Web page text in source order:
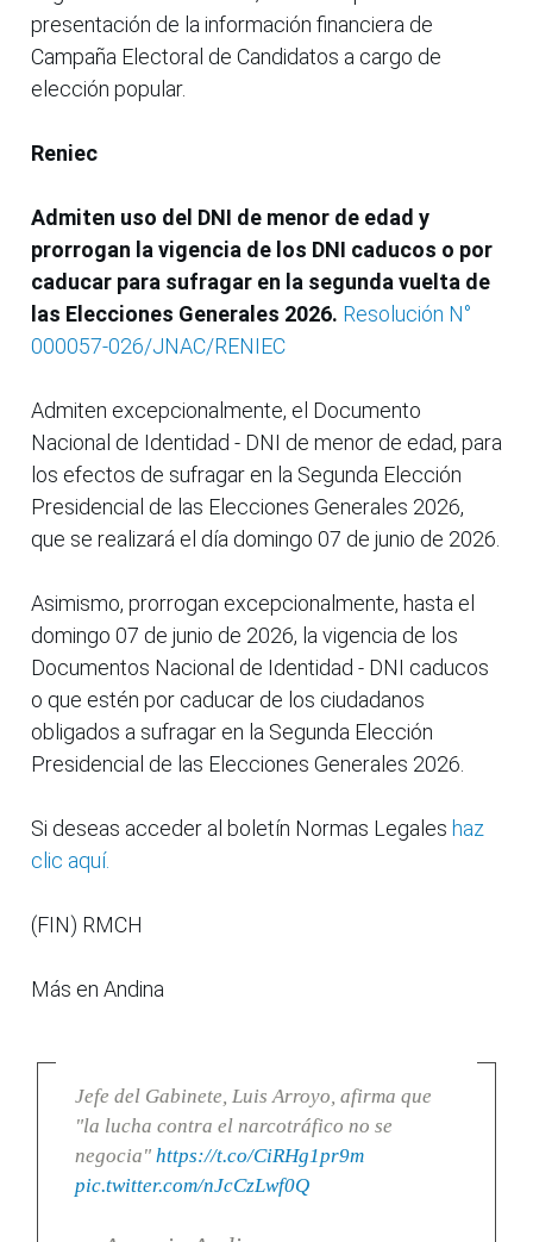
presentación de la información financiera de
Campaña Electoral de Candidatos a cargo de
elección popular.
Reniec
Admiten uso del DNI de menor de edad y
prorrogan la vigencia de los DNI caducos o por
caducar para sufragar en la segunda vuelta de
las Elecciones Generales 2026. Resolución N°
000057-026/JNAC/RENIEC
Admiten excepcionalmente, el Documento
Nacional de Identidad - DNI de menor de edad, para
los efectos de sufragar en la Segunda Elección
Presidencial de las Elecciones Generales 2026,
que se realizará el día domingo 07 de junio de 2026.
Asimismo, prorrogan excepcionalmente, hasta el
domingo 07 de junio de 2026, la vigencia de los
Documentos Nacional de Identidad - DNI caducos
o que estén por caducar de los ciudadanos
obligados a sufragar en la Segunda Elección
Presidencial de las Elecciones Generales 2026.
Si deseas acceder al boletín Normas Legales haz
clic aquí.
(FIN) RMCH
Más en Andina
Jefe del Gabinete, Luis Arroyo, afirma que
"la lucha contra el narcotráfico no se
negocia" https://t.co/CiRHg1pr9m
pic.twitter.com/nJcCzLwf0Q